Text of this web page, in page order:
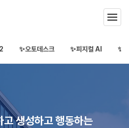
✨오토데스크 ✨피지컬 AI
고 생성하고 행동하는